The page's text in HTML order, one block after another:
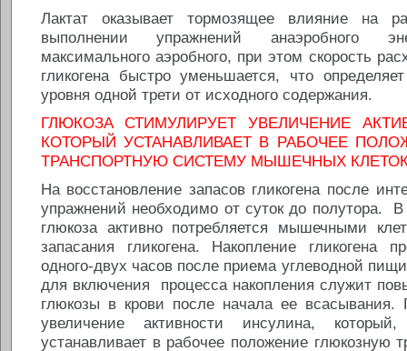
Лактат оказывает тормозящее влияние на
выполнении упражнений анаэробного
максимального аэробного, при этом скорость
гликогена быстро уменьшается, что
уровня одной трети от исходного содержания.
ГЛЮКОЗА СТИМУЛИРУЕТ УВЕЛИЧЕНИЕ
КОТОРЫЙ УСТАНАВЛИВАЕТ В РАБОЧЕЕ
ТРАНСПОРТНУЮ СИСТЕМУ МЫШЕЧНЫХ
На восстановление запасов гликогена после
упражнений необходимо от суток до полутора.
глюкоза активно потребляется мышечными
запасания гликогена. Накопление гликогена
одного-двух часов после приема углеводной
для включения процесса накопления служит
глюкозы в крови после начала ее всасывания.
увеличение активности инсулина,
устанавливает в рабочее положение глюкозную